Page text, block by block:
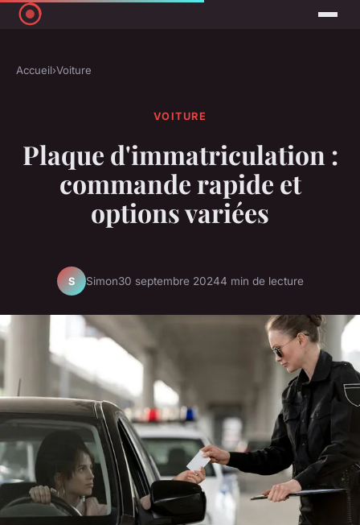
Accueil›Voiture
VOITURE
Plaque d'immatriculation :
commande rapide et
options variées
S Simon30 septembre 20244 min de lecture